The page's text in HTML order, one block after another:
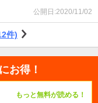
公開日:2020/11/02
件)
お得！
もっと無料が読める！